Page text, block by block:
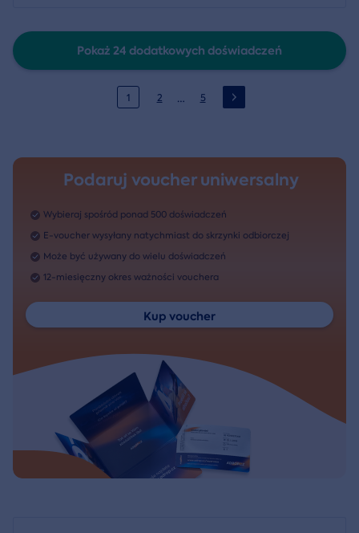
Pokaż 24 dodatkowych doświadczeń
1 2 … 5
Podaruj voucher uniwersalny
Wybieraj spośród ponad 500 doświadczeń
E-voucher wysyłany natychmiast do skrzynki odbiorczej
Może być używany do wielu doświadczeń
12-miesięczny okres ważności vouchera
Kup voucher